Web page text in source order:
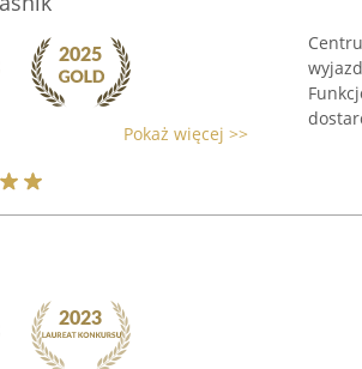
Pokaż więcej >>